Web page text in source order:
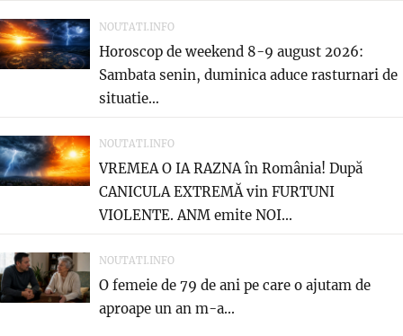
NOUTATI.INFO
Horoscop de weekend 8-9 august 2026:
Sambata senin, duminica aduce rasturnari de
situatie…
NOUTATI.INFO
VREMEA O IA RAZNA în România! După
CANICULA EXTREMĂ vin FURTUNI
VIOLENTE. ANM emite NOI...
NOUTATI.INFO
O femeie de 79 de ani pe care o ajutam de
aproape un an m-a...